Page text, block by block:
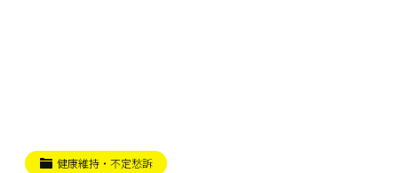
健康維持・不定愁訴